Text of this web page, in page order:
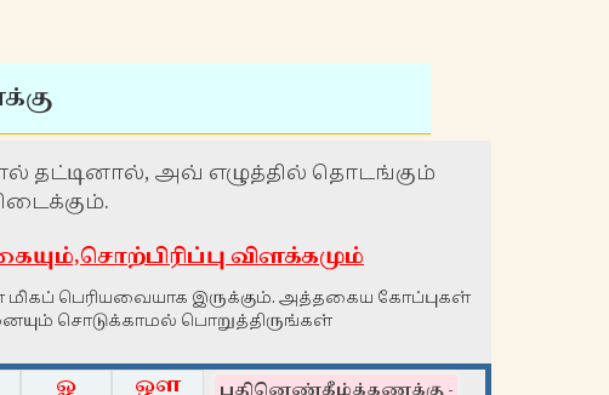
தட்டினால், அவ் எழுத்தில் தொடங்கும்
விளக்கமும்
மிகப் பெரியவையாக இருக்கும். அத்தகைய கோப்புகள்
சொடுக்காமல் பொறுத்திருங்கள்
ஓ
ஔ
பதினெண்கீழ்க்கணக்கு -